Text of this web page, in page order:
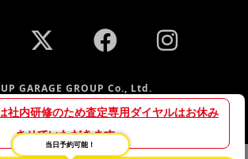
社内研修のため査定専用ダイヤルはお休み
させていただきます。
当日予約可能！
GARAGE GROUP Co., Ltd.